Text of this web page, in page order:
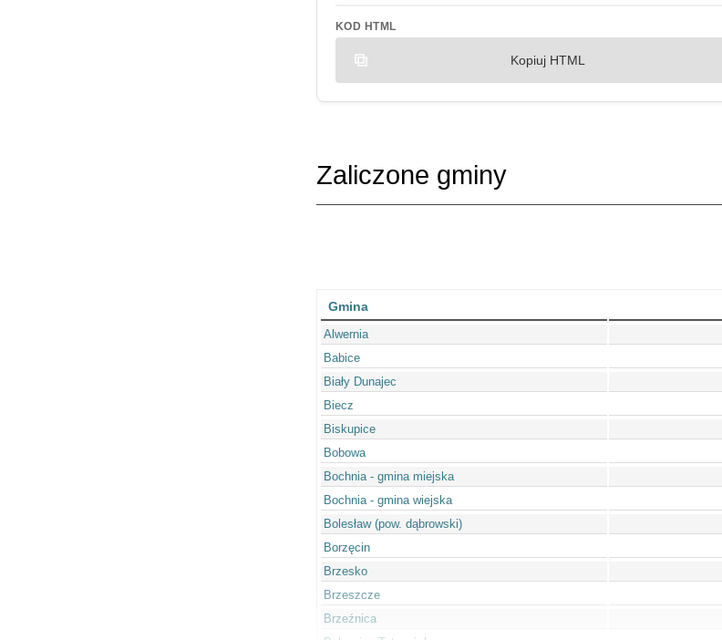
KOD HTML
Kopiuj HTML
Zaliczone gminy
Gmina
Alwernia
Babice
Biały Dunajec
Biecz
Biskupice
Bobowa
Bochnia - gmina miejska
Bochnia - gmina wiejska
Bolesław (pow. dąbrowski)
Borzęcin
Brzesko
Brzeszcze
Brzeźnica